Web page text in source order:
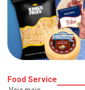
Food Service